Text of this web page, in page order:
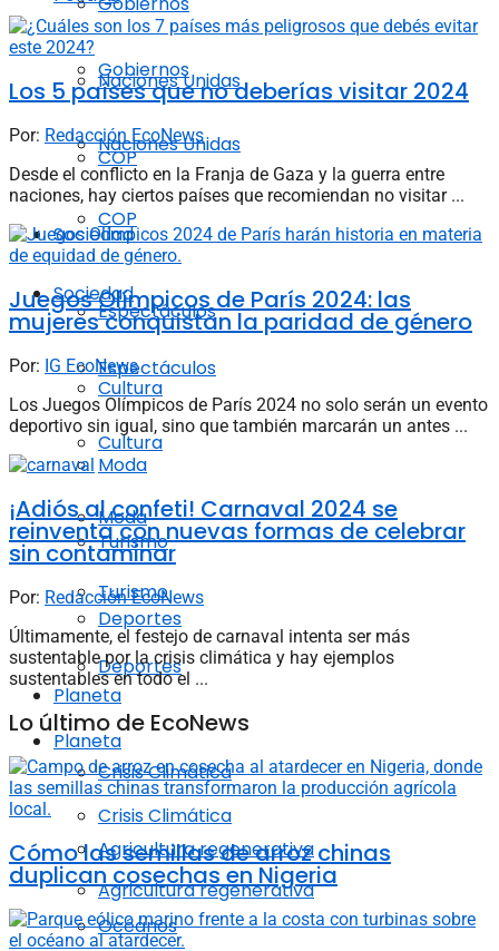
Naciones Unidas
COP
Sociedad
Espectáculos
Cultura
Moda
Turismo
Deportes
Planeta
Crisis Climática
Agricultura regenerativa
Océanos
Gobiernos
Naciones Unidas
COP
Sociedad
Espectáculos
Cultura
Moda
Turismo
Deportes
Planeta
Crisis Climática
Agricultura regenerativa
Los 5 países que no deberías visitar 2024
Por: Redacción EcoNews
Desde el conflicto en la Franja de Gaza y la guerra entre
naciones, hay ciertos países que recomiendan no visitar ...
Juegos Olímpicos de París 2024: las
mujeres conquistan la paridad de género
Por: IG EcoNews
Los Juegos Olímpicos de París 2024 no solo serán un evento
deportivo sin igual, sino que también marcarán un antes ...
¡Adiós al confeti! Carnaval 2024 se
reinventa con nuevas formas de celebrar
sin contaminar
Por: Redacción EcoNews
Últimamente, el festejo de carnaval intenta ser más
sustentable por la crisis climática y hay ejemplos
sustentables en todo el ...
Lo último de EcoNews
Cómo las semillas de arroz chinas
duplican cosechas en Nigeria